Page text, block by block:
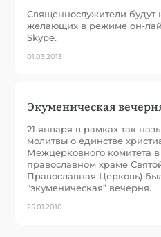
Священнослужители будут
желающих в режиме он-
Skype.
01.03.2013
Экуменическая
21 января в рамках так
молитвы о единстве
Межцерковного комитета
православном храме
Православная Церковь)
“экуменическая” вечерня.
25.01.2010